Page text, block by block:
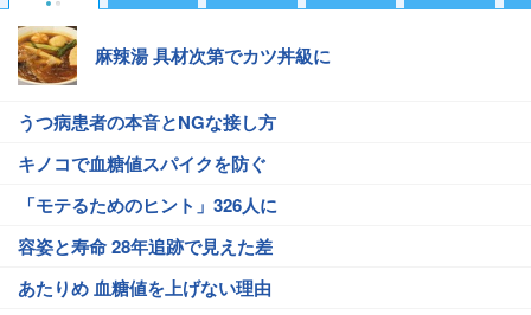
麻辣湯 具材次第でカツ丼級に
うつ病患者の本音とNGな接し方
キノコで血糖値スパイクを防ぐ
「モテるためのヒント」326人に
容姿と寿命 28年追跡で見えた差
あたりめ 血糖値を上げない理由